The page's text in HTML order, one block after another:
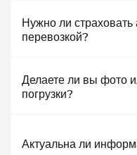
Нужно ли
перевозкой?
Делаете ли вы фото
погрузки?
Актуальна ли